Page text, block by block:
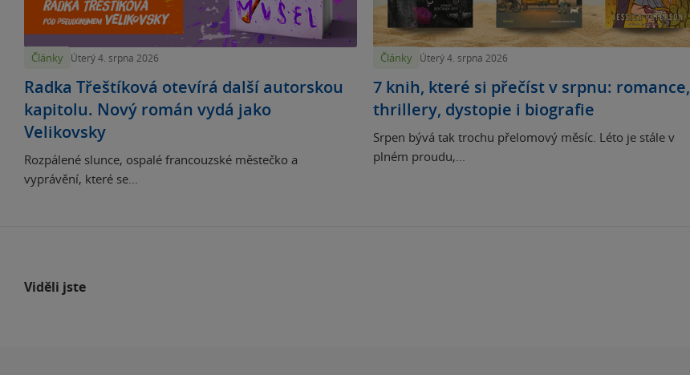
Články Úterý 4. srpna 2026
Radka Třeštíková otevírá další autorskou
kapitolu. Nový román vydá jako
Velikovsky
Rozpálené slunce, ospalé francouzské městečko a
vyprávění, které se...
Články Úterý 4. srpna 2026
7 knih, které si přečíst v srpnu: romance,
thrillery, dystopie i biografie
Srpen bývá tak trochu přelomový měsíc. Léto je stále v
plném proudu,...
Viděli jste